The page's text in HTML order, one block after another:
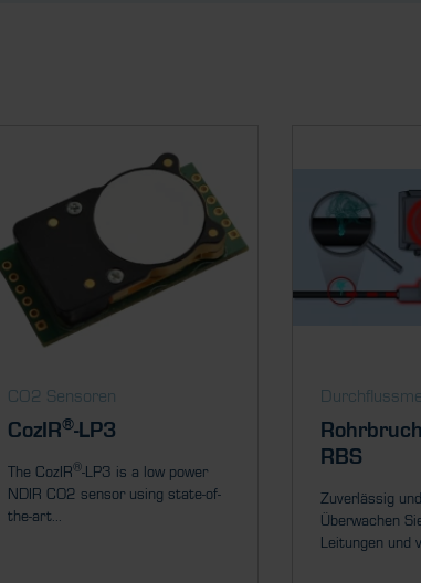
CO2 Sensoren
CozIR®-LP3
The CozIR®-LP3 is a low power
NDIR CO2 sensor using state-of-
the-art...
RBS
Zuverlässig
Überwachen
Leitungen und